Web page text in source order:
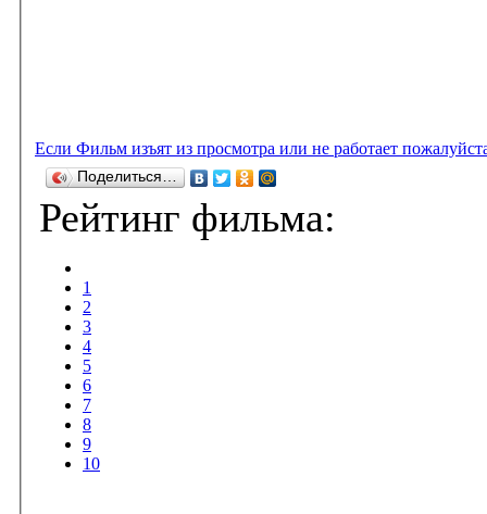
Если Фильм изъят из просмотра или не работает
Поделиться…
Рейтинг фильма:
1
2
3
4
5
6
7
8
9
10